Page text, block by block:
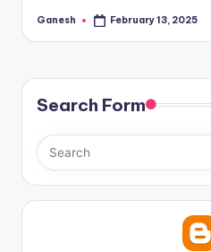
Posted
Ganesh February 13, 2025
Search Form